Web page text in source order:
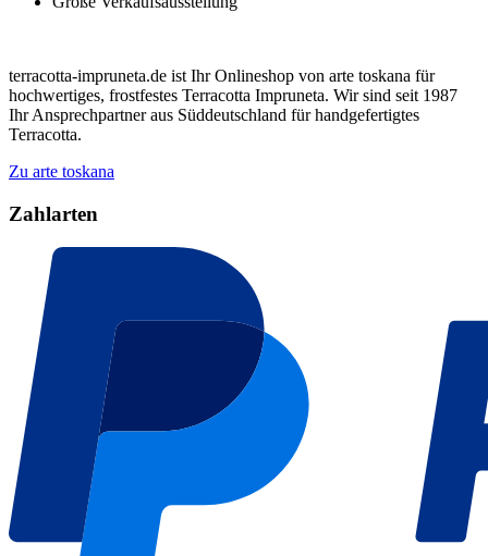
terracotta-impruneta.de ist Ihr Onlineshop von arte toskana für
hochwertiges, frostfestes Terracotta Impruneta. Wir sind seit 1987
Ihr Ansprechpartner aus Süddeutschland für handgefertigtes
Terracotta.
Zu arte toskana
Zahlarten